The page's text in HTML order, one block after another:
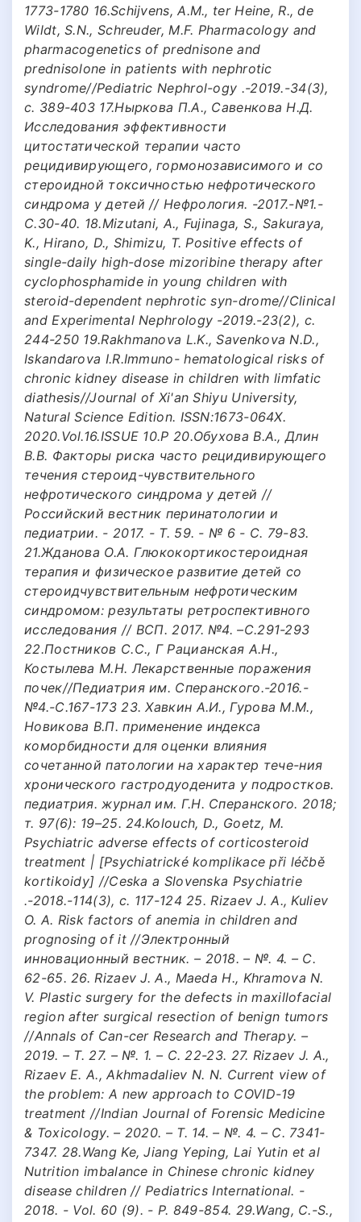
1773-1780 16.Schijvens, A.M., ter Heine, R., de
Wildt, S.N., Schreuder, M.F. Pharmacology and
pharmacogenetics of prednisone and
prednisolone in patients with nephrotic
syndrome//Pediatric Nephrol-ogy .-2019.-34(3),
с. 389-403 17.Ныркова П.А., Савенкова Н.Д.
Исследования эффективности
цитостатической терапии часто
рецидивирующего, гормонозависимого и со
стероидной токсичностью нефротического
синдрома у детей // Нефрология. -2017.-№1.-
С.30-40. 18.Mizutani, A., Fujinaga, S., Sakuraya,
K., Hirano, D., Shimizu, T. Positive effects of
single-daily high-dose mizoribine therapy after
cyclophosphamide in young children with
steroid-dependent nephrotic syn-drome//Clinical
and Experimental Nephrology -2019.-23(2), с.
244-250 19.Rakhmanova L.K., Savenkova N.D.,
Iskandarova I.R.Immuno- hematological risks of
chronic kidney disease in children with limfatic
diathesis//Journal of Xi'an Shiyu University,
Natural Science Edition. ISSN:1673-064X.
2020.Vol.16.ISSUE 10.P 20.Обухова В.А., Длин
В.В. Факторы риска часто рецидивирующего
течения стероид-чувствительного
нефротического синдрома у детей //
Российский вестник перинатологии и
педиатрии. - 2017. - Т. 59. - № 6 - С. 79-83.
21.Жданова О.А. Глюкокортикостероидная
терапия и физическое развитие детей со
стероидчувствительным нефротическим
синдромом: результаты ретроспективного
исследования // ВСП. 2017. №4. –С.291-293
22.Постников С.С., Г Рацианская А.Н.,
Костылева М.Н. Лекарственные поражения
почек//Педиатрия им. Сперанского.-2016.-
№4.-С.167-173 23. Хавкин А.И., Гурова М.М.,
Новикова В.П. применение индекса
коморбидности для оценки влияния
сочетанной патологии на характер тече-ния
хронического гастродуоденита у подростков.
педиатрия. журнал им. Г.Н. Сперанского. 2018;
т. 97(6): 19–25. 24.Kolouch, D., Goetz, M.
Psychiatric adverse effects of corticosteroid
treatment | [Psychiatrické komplikace při léčbě
kortikoidy] //Ceska a Slovenska Psychiatrie
.-2018.-114(3), с. 117-124 25. Rizaev J. A., Kuliev
O. A. Risk factors of anemia in children and
prognosing of it //Электронный
инновационный вестник. – 2018. – №. 4. – С.
62-65. 26. Rizaev J. A., Maeda H., Khramova N.
V. Plastic surgery for the defects in maxillofacial
region after surgical resection of benign tumors
//Annals of Can-cer Research and Therapy. –
2019. – Т. 27. – №. 1. – С. 22-23. 27. Rizaev J. A.,
Rizaev E. A., Akhmadaliev N. N. Current view of
the problem: A new approach to COVID-19
treatment //Indian Journal of Forensic Medicine
& Toxicology. – 2020. – Т. 14. – №. 4. – С. 7341-
7347. 28.Wang Ke, Jiang Yeping, Lai Yutin et al
Nutrition imbalance in Chinese chronic kidney
disease children // Pediatrics International. -
2018. - Vol. 60 (9). - P. 849-854. 29.Wang, C.-S.,